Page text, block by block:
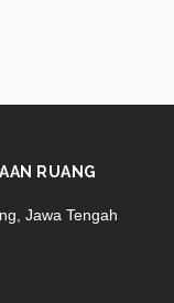
RUANG
Jawa Tengah